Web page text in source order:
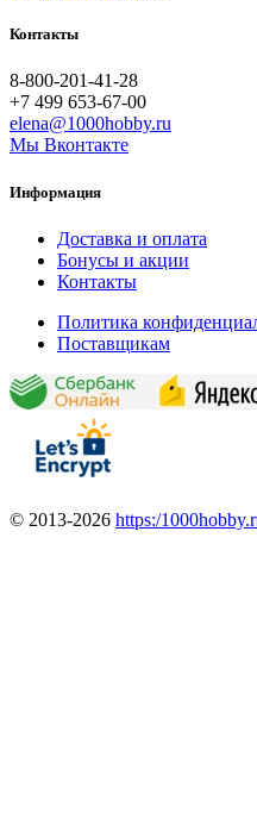
Контакты
8-800-201-41-28
+7 499 653-67-00
elena@1000hobby.ru
Мы Вконтакте
Информация
Доставка и оплата
Бонусы и акции
Контакты
Политика
Поставщикам
© 2013-2026 https:/